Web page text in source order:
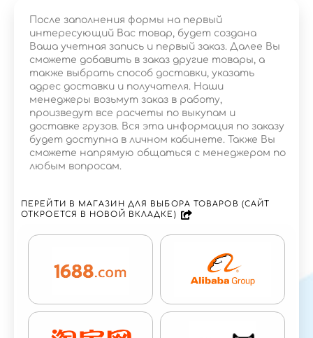
После заполнения формы на первый
интересующий Вас товар, будет создана
Ваша учетная запись и первый заказ. Далее Вы
сможете добавить в заказ другие товары, а
также выбрать способ доставки, указать
адрес доставки и получателя. Наши
менеджеры возьмут заказ в работу,
произведут все расчеты по выкупам и
доставке грузов. Вся эта информация по заказу
будет доступна в личном кабинете. Также Вы
сможете напрямую общаться с менеджером по
любым вопросам.
ПЕРЕЙТИ В МАГАЗИН ДЛЯ ВЫБОРА ТОВАРОВ (САЙТ
ОТКРОЕТСЯ В НОВОЙ ВКЛАДКЕ)